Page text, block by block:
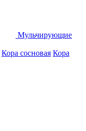
Мульчирующие
Кора сосновая Кора